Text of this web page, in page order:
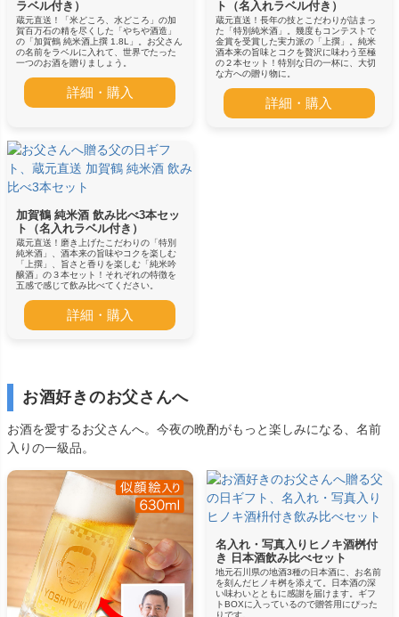
ラベル付き）
蔵元直送！「米どころ、水どころ」の加
賀百万石の精を尽くした「やちや酒造」
の「加賀鶴 純米酒上撰 1.8L」。お父さん
の名前をラベルに入れて、世界でたった
一つのお酒を贈りましょう。
詳細・購入
ト（名入れラベル付き）
蔵元直送！長年の技とこだわりが詰まっ
た「特別純米酒」。幾度もコンテストで
金賞を受賞した実力派の「上撰」。純米
酒本来の旨味とコクを贅沢に味わう至極
の２本セット！特別な日の一杯に、大切
な方への贈り物に。
詳細・購入
加賀鶴 純米酒 飲み比べ3本セッ
ト（名入れラベル付き）
蔵元直送！磨き上げたこだわりの「特別
純米酒」、酒本来の旨味やコクを楽しむ
「上撰」、旨さと香りを楽しむ「純米吟
醸酒」の３本セット！それぞれの特徴を
五感で感じて飲み比べてください。
詳細・購入
お酒好きのお父さんへ
お酒を愛するお父さんへ。今夜の晩酌がもっと楽しみになる、名前
入りの一級品。
名入れ・写真入りヒノキ酒桝付
き 日本酒飲み比べセット
地元石川県の地酒3種の日本酒に、お名前
を刻んだヒノキ桝を添えて。日本酒の深
い味わいとともに感謝を届けます。ギフ
トBOXに入っているので贈答用にぴった
りです。